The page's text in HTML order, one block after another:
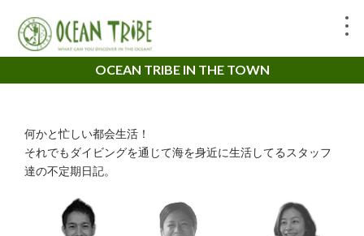
OCEAN TRIBE IN THE TOWN
何かと忙しい都会生活！
それでもダイビングを通じて海を身近に生活してるスタッフ
達の不定期日記。